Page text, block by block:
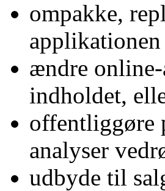
ompakke,
ændre
indholdet,
offentliggøre
analyser
udbyde til